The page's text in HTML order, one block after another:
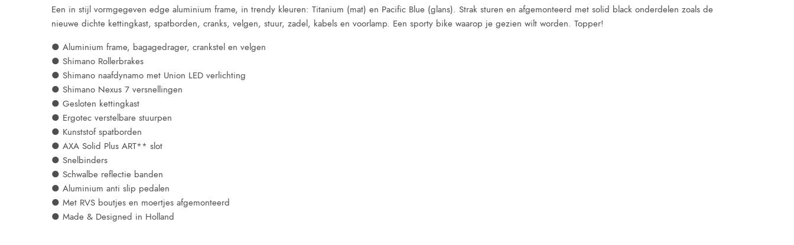
Een in stijl vormgegeven edge aluminium frame, in trendy kleuren: Titanium (mat) en Pacific Blue (glans). Strak sturen en afgemonteerd met solid black onderdelen zoals de
nieuwe dichte kettingkast, spatborden, cranks, velgen, stuur, zadel, kabels en voorlamp. Een sporty bike waarop je gezien wilt worden. Topper!
● Aluminium frame, bagagedrager, crankstel en velgen
● Shimano Rollerbrakes
● Shimano naafdynamo met Union LED verlichting
● Shimano Nexus 7 versnellingen
● Gesloten kettingkast
● Ergotec verstelbare stuurpen
● Kunststof spatborden
● AXA Solid Plus ART** slot
● Snelbinders
● Schwalbe reflectie banden
● Aluminium anti slip pedalen
● Met RVS boutjes en moertjes afgemonteerd
● Made & Designed in Holland